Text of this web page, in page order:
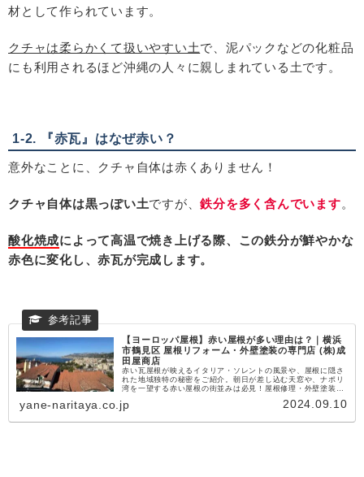
材として作られています。
クチャは柔らかくて扱いやすい土で、泥パックなどの化粧品
にも利用されるほど沖縄の人々に親しまれている土です。
1-2. 『赤瓦』はなぜ赤い？
意外なことに、クチャ自体は赤くありません！
クチャ自体は黒っぽい土ですが、鉄分を多く含んでいます。
酸化焼成によって高温で焼き上げる際、この鉄分が鮮やかな
赤色に変化し、赤瓦が完成します。
【ヨーロッパ屋根】赤い屋根が多い理由は？｜横浜
市鶴見区 屋根リフォーム・外壁塗装の専門店 (株)成
田屋商店
赤い瓦屋根が映えるイタリア・ソレントの風景や、屋根に隠さ
れた地域独特の秘密をご紹介。朝日が差し込む天窓や、ナポリ
湾を一望する赤い屋根の街並みは必見！屋根修理・外壁塗装の
みに心惹かれる方、ぜひご覧ください！
yane-naritaya.co.jp 2024.09.10